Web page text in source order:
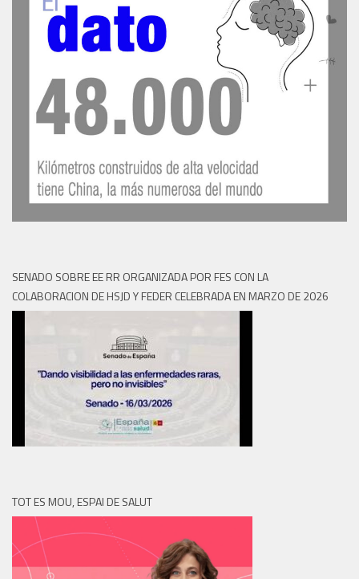
SENADO SOBRE EE RR ORGANIZADA POR FES CON LA
COLABORACION DE HSJD Y FEDER CELEBRADA EN MARZO DE 2026
TOT ES MOU, ESPAI DE SALUT